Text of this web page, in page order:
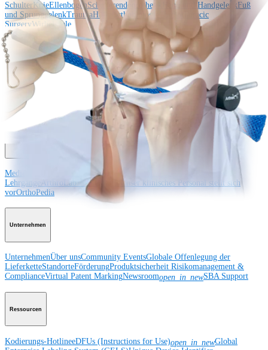
Schulter KnieEllenbogenSchulterendoprothetik Hand und HandgelenkFuß
und SprunggelenkTraumaHüfte Orthobiologie
Cardiothoracic
SurgeryWirbelsäule
Schulter SchulterendoprothetikHand und HandgelenkFuß
und Sprunggelenk
Orthobiologie Herz-ThoraxchirurgieCardiothoracic
Surgery
Bildgebung & Resektion
Medical Education Kursbeschreibungen
Lehrgänge
ArthroLab™-Standorte
Unser klinisches Personal stellt sich
vorOrthoPedia
Unternehmen
UnternehmenÜber unsCommunity EventsGlobale Offenlegung der
LieferketteStandorteFörderungProduktsicherheit Risikomanagement &
ComplianceVirtual Patent MarkingNewsroomopen_in_newSBA Support
Ressourcen
Kodierungs-HotlineeDFUs (Instructions for Use)open_in_newGlobal